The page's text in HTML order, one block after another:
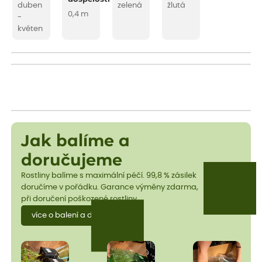
duben
-
květen
0,4 m
zelená žlutá
Jak balíme a
doručujeme
Rostliny balíme s maximální péčí. 99,8 % zásilek
doručíme v pořádku. Garance výměny zdarma,
při doručení poškozené rostliny.
více o balení a dopravě